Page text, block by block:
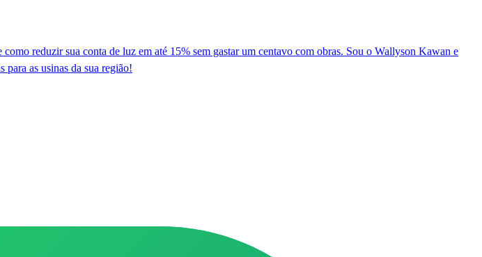
reduzir sua conta de luz em até 15% sem gastar um centavo com obras. Sou o Wallyson Kawan e
para as usinas da sua região!